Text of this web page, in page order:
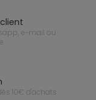
client
10€ d'achats